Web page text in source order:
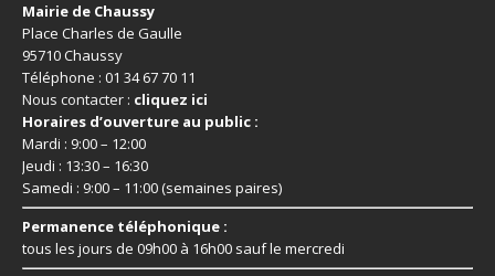
Mairie de Chaussy
Place Charles de Gaulle
95710 Chaussy
Téléphone : 01 34 67 70 11
Nous contacter : cliquez ici
Horaires d’ouverture au public :
Mardi : 9:00 – 12:00
Jeudi : 13:30 – 16:30
Samedi : 9:00 – 11:00 (semaines paires)
Permanence téléphonique :
tous les jours de 09h00 à 16h00 sauf le mercredi